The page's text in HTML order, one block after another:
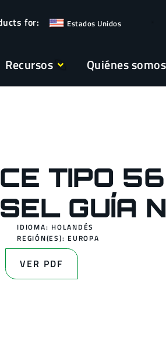
Estados Unidos
Recursos Quiénes somos
CE TIPO 56
SEL GUÍA
IDIOMA: HOLANDÉS
REGIÓN(ES): EUROPA
VER PDF